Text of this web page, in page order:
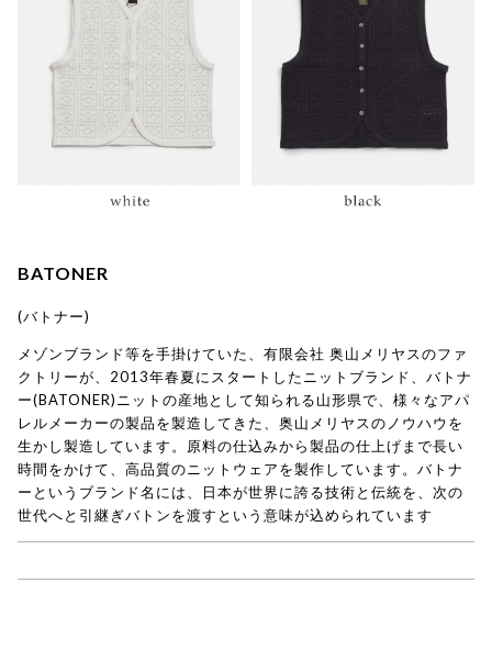
BATONER
(バトナー)
メゾンブランド等を手掛けていた、有限会社 奥山メリヤスのファ
クトリーが、2013年春夏にスタートしたニットブランド、バトナ
ー(BATONER)ニットの産地として知られる山形県で、様々なアパ
レルメーカーの製品を製造してきた、奥山メリヤスのノウハウを
生かし製造しています。原料の仕込みから製品の仕上げまで長い
時間をかけて、高品質のニットウェアを製作しています。バトナ
ーというブランド名には、日本が世界に誇る技術と伝統を、次の
世代へと引継ぎバトンを渡すという意味が込められています